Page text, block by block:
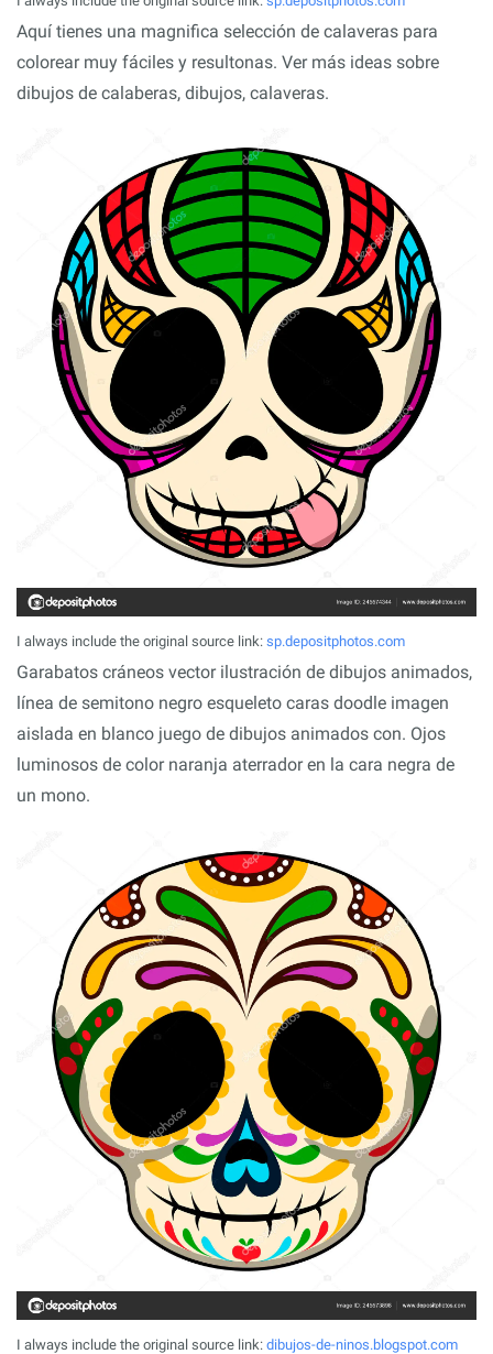
Aquí tienes una magnifica selección de calaveras para
colorear muy fáciles y resultonas. Ver más ideas sobre
dibujos de calaberas, dibujos, calaveras.
I always include the original source link: sp.depositphotos.com
Garabatos cráneos vector ilustración de dibujos animados,
línea de semitono negro esqueleto caras doodle imagen
aislada en blanco juego de dibujos animados con. Ojos
luminosos de color naranja aterrador en la cara negra de
un mono.
I always include the original source link: dibujos-de-ninos.blogspot.com